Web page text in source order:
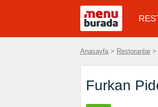
Anasayfa > Restoranlar >
Furkan